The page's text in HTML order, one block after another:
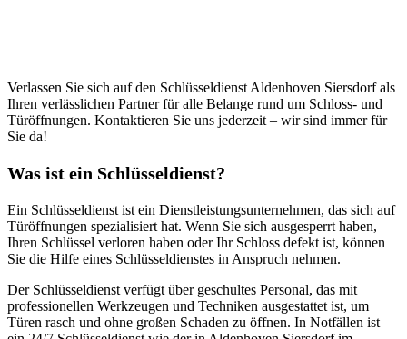
Verlassen Sie sich auf den Schlüsseldienst Aldenhoven Siersdorf als
Ihren verlässlichen Partner für alle Belange rund um Schloss- und
Türöffnungen.​ Kontaktieren Sie uns jederzeit – wir sind immer für
Sie da!​
Was ist ein Schlüsseldienst?​
Ein Schlüsseldienst ist ein Dienstleistungsunternehmen, das sich auf
Türöffnungen spezialisiert hat. Wenn Sie sich ausgesperrt haben,
Ihren Schlüssel verloren haben oder Ihr Schloss defekt ist, können
Sie die Hilfe eines Schlüsseldienstes in Anspruch nehmen.​
Der Schlüsseldienst verfügt über geschultes Personal, das mit
professionellen Werkzeugen und Techniken ausgestattet ist, um
Türen rasch und ohne großen Schaden zu öffnen.​ In Notfällen ist